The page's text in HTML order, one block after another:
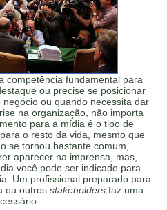
competência fundamental para
ou precise se posicionar
ou quando necessita dar
na organização, não importa
para a mídia é o tipo de
o resto da vida, mesmo que
se tornou bastante comum,
aparecer na imprensa, mas,
você pode ser indicado para
Um profissional preparado para
ou outrosstakeholders faz uma